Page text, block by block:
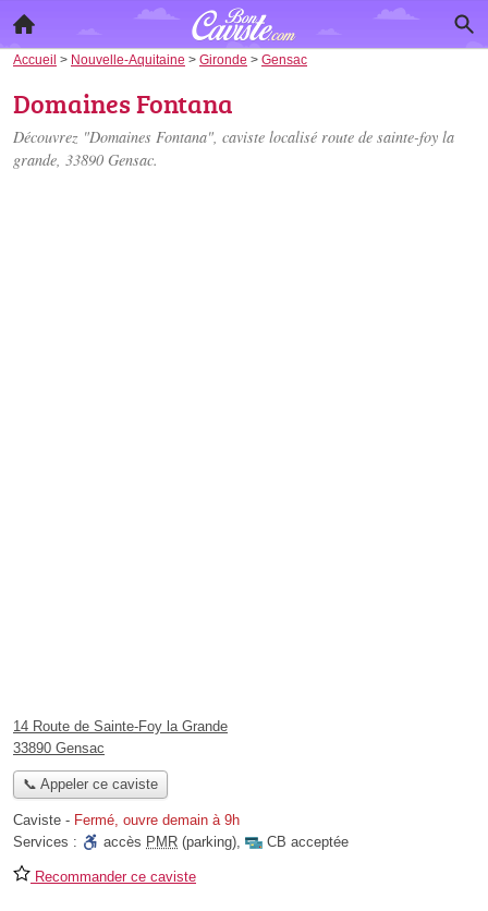
Accueil > Nouvelle-Aquitaine > Gironde > Gensac
Domaines Fontana
Découvrez "Domaines Fontana", caviste localisé route de sainte-foy la
grande, 33890 Gensac.
14 Route de Sainte-Foy la Grande
33890 Gensac
📞 Appeler ce caviste
Caviste - Fermé, ouvre demain à 9h
Services :
accès PMR (parking), CB acceptée
Recommander ce caviste